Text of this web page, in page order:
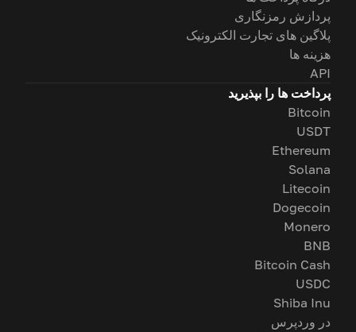
پردازش رمزنگاری
پلاگین های تجارت الکترونیک
هزینه ها
API
پرداخت ها را بپذیرید
Bitcoin
USDT
Ethereum
Solana
Litecoin
Dogecoin
Monero
BNB
Bitcoin Cash
USDC
Shiba Inu
در وردپرس